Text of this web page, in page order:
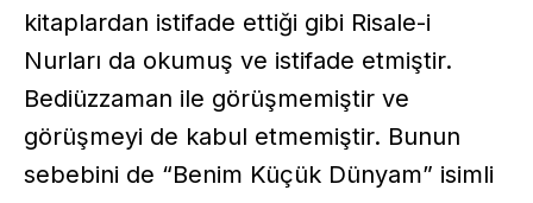
kitaplardan istifade ettiği gibi Risale-i
Nurları da okumuş ve istifade etmiştir.
Bediüzzaman ile görüşmemiştir ve
görüşmeyi de kabul etmemiştir. Bunun
sebebini de “Benim Küçük Dünyam” isimli